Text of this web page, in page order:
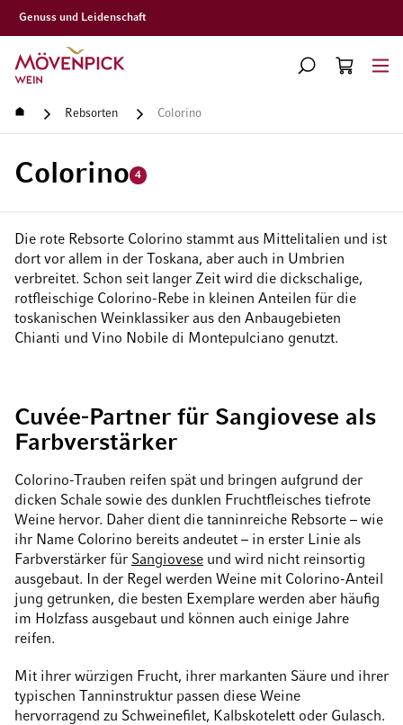
Gratislieferung ab CHF 300.–
Zur Startseite
SUCHE
WARENKORB
Startseite Rebsorten Colorino
Colorino 4
Die rote Rebsorte Colorino stammt aus Mittelitalien und ist
dort vor allem in der Toskana, aber auch in Umbrien
verbreitet. Schon seit langer Zeit wird die dickschalige,
rotfleischige Colorino-Rebe in kleinen Anteilen für die
toskanischen Weinklassiker aus den Anbaugebieten
Chianti und Vino Nobile di Montepulciano genutzt.
Cuvée-Partner für Sangiovese als
Farbverstärker
Colorino-Trauben reifen spät und bringen aufgrund der
dicken Schale sowie des dunklen Fruchtfleisches tiefrote
Weine hervor. Daher dient die tanninreiche Rebsorte – wie
ihr Name Colorino bereits andeutet – in erster Linie als
Farbverstärker für Sangiovese und wird nicht reinsortig
ausgebaut. In der Regel werden Weine mit Colorino-Anteil
jung getrunken, die besten Exemplare werden aber häufig
im Holzfass ausgebaut und können auch einige Jahre
reifen.
Mit ihrer würzigen Frucht, ihrer markanten Säure und ihrer
typischen Tanninstruktur passen diese Weine
hervorragend zu Schweinefilet, Kalbskotelett oder Gulasch.